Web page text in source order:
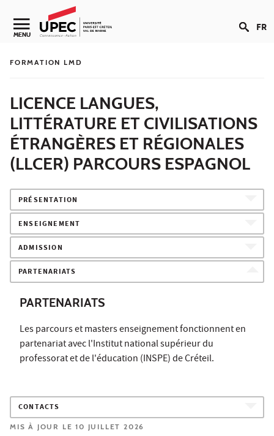
Aller au contenu
Navigation secondaire
MENU FR
FORMATION LMD
LICENCE LANGUES,
LITTÉRATURE ET CIVILISATIONS
ÉTRANGÈRES ET RÉGIONALES
(LLCER) PARCOURS ESPAGNOL
PRÉSENTATION
ENSEIGNEMENT
ADMISSION
PARTENARIATS
PARTENARIATS
Les parcours et masters enseignement fonctionnent en
partenariat avec l'Institut national supérieur du
professorat et de l'éducation (INSPE) de Créteil.
CONTACTS
MIS À JOUR LE 10 JUILLET 2026